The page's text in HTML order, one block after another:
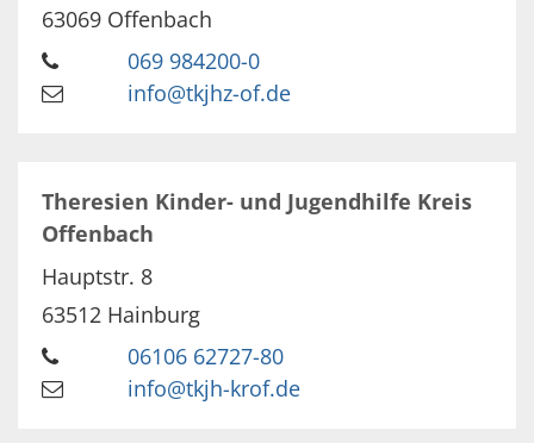
63069 Offenbach
069 984200-0
info@tkjhz-of.de
Theresien Kinder- und Jugendhilfe Kreis
Offenbach
Hauptstr. 8
63512 Hainburg
06106 62727-80
info@tkjh-krof.de